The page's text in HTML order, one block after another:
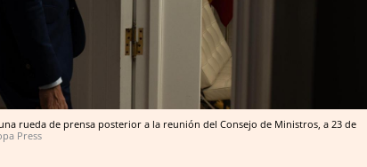
rueda de prensa posterior a la reunión del Consejo de Ministros, a 23 de
Press